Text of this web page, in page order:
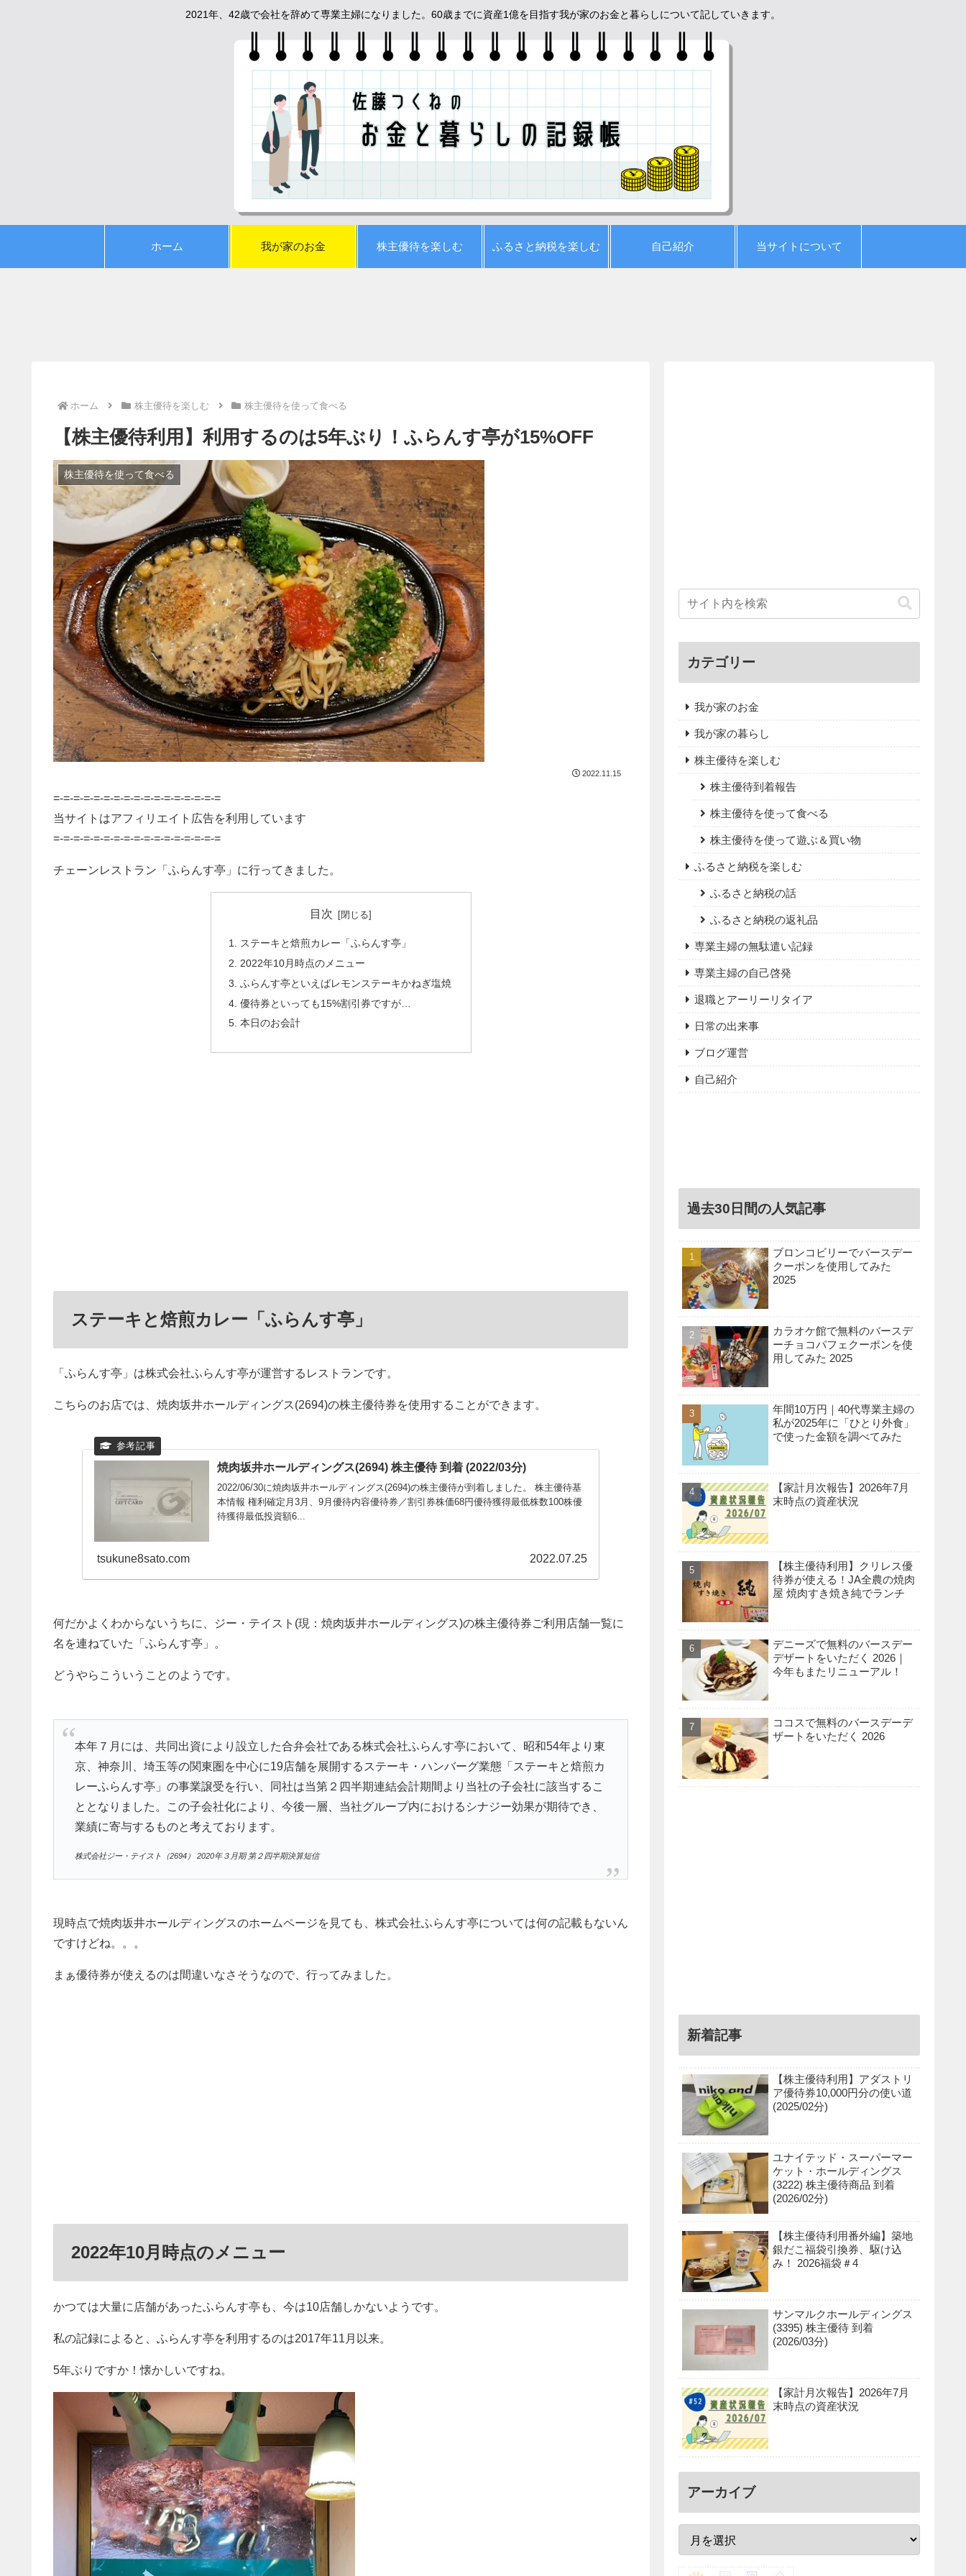
2021年、42歳で会社を辞めて専業主婦になりました。60歳までに資産1億を目指す我が家のお金と暮らしについて記していきます。
ホーム 我が家のお金 株主優待を楽しむ ふるさと納税を楽しむ 自己紹介 当サイトについて
ホーム 株主優待を楽しむ 株主優待を使って食べる
【株主優待利用】利用するのは5年ぶり！ふらんす亭が15%OFF
株主優待を使って食べる
2022.11.15
=-=-=-=-=-=-=-=-=-=-=-=-=-=-=-=-=
当サイトはアフィリエイト広告を利用しています
=-=-=-=-=-=-=-=-=-=-=-=-=-=-=-=-=
チェーンレストラン「ふらんす亭」に行ってきました。
目次
ステーキと焙煎カレー「ふらんす亭」
2022年10月時点のメニュー
ふらんす亭といえばレモンステーキかねぎ塩焼
優待券といっても15%割引券ですが…
本日のお会計
ステーキと焙煎カレー「ふらんす亭」
「ふらんす亭」は株式会社ふらんす亭が運営するレストランです。
こちらのお店では、焼肉坂井ホールディングス(2694)の株主優待券を使用することができます。
焼肉坂井ホールディングス(2694) 株主優待 到着 (2022/03分)
2022/06/30に焼肉坂井ホールディングス(2694)の株主優待が到着しました。 株主優待基
本情報 権利確定月3月、9月優待内容優待券／割引券株価68円優待獲得最低株数100株優
待獲得最低投資額6...
tsukune8sato.com 2022.07.25
何だかよくわからないうちに、ジー・テイスト(現：焼肉坂井ホールディングス)の株主優待券ご利用店舗一覧に
名を連ねていた「ふらんす亭」。
どうやらこういうことのようです。
本年７月には、共同出資により設立した合弁会社である株式会社ふらんす亭において、昭和54年より東
京、神奈川、埼玉等の関東圏を中心に19店舗を展開するステーキ・ハンバーグ業態「ステーキと焙煎カ
レーふらんす亭」の事業譲受を行い、同社は当第２四半期連結会計期間より当社の子会社に該当するこ
ととなりました。この子会社化により、今後一層、当社グループ内におけるシナジー効果が期待でき、
業績に寄与するものと考えております。
株式会社ジー・テイスト（2694） 2020年３月期 第２四半期決算短信
現時点で焼肉坂井ホールディングスのホームページを見ても、株式会社ふらんす亭については何の記載もないん
ですけどね。。。
まぁ優待券が使えるのは間違いなさそうなので、行ってみました。
2022年10月時点のメニュー
かつては大量に店舗があったふらんす亭も、今は10店舗しかないようです。
私の記録によると、ふらんす亭を利用するのは2017年11月以来。
5年ぶりですか！懐かしいですね。
カテゴリー
我が家のお金
我が家の暮らし
株主優待を楽しむ
株主優待到着報告
株主優待を使って食べる
株主優待を使って遊ぶ＆買い物
ふるさと納税を楽しむ
ふるさと納税の話
ふるさと納税の返礼品
専業主婦の無駄遣い記録
専業主婦の自己啓発
退職とアーリーリタイア
日常の出来事
ブログ運営
自己紹介
過去30日間の人気記事
ブロンコビリーでバースデー
クーポンを使用してみた
2025
カラオケ館で無料のバースデ
ーチョコパフェクーポンを使
用してみた 2025
年間10万円｜40代専業主婦の
私が2025年に「ひとり外食」
で使った金額を調べてみた
【家計月次報告】2026年7月
末時点の資産状況
【株主優待利用】クリレス優
待券が使える！JA全農の焼肉
屋 焼肉すき焼き純でランチ
デニーズで無料のバースデー
デザートをいただく 2026｜
今年もまたリニューアル！
ココスで無料のバースデーデ
ザートをいただく 2026
新着記事
【株主優待利用】アダストリ
ア優待券10,000円分の使い道
(2025/02分)
ユナイテッド・スーパーマー
ケット・ホールディングス
(3222) 株主優待商品 到着
(2026/02分)
【株主優待利用番外編】築地
銀だこ福袋引換券、駆け込
み！ 2026福袋＃4
サンマルクホールディングス
(3395) 株主優待 到着
(2026/03分)
【家計月次報告】2026年7月
末時点の資産状況
アーカイブ